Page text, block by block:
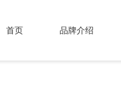
首页 品牌介绍